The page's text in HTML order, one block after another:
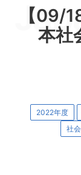
【09/
本社
2022年度
社